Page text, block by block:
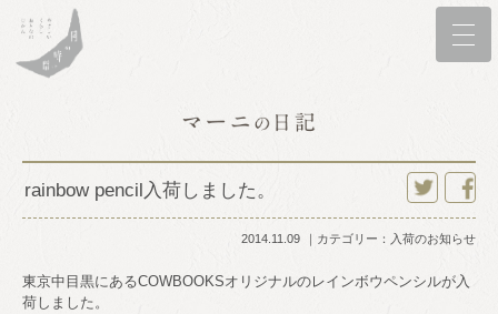
rainbow pencil入荷しました。
2014.11.09 カテゴリー： 入荷のお知らせ
東京中目黒にあるCOWBOOKSオリジナルのレインボウペンシルが入
荷しました。